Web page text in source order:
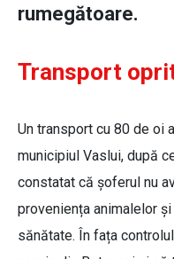
rumegătoare.
Transport
Un transport cu 80 de oi
municipiul Vaslui, după
constatat că șoferul nu
proveniența animalelor
sănătate. În fața